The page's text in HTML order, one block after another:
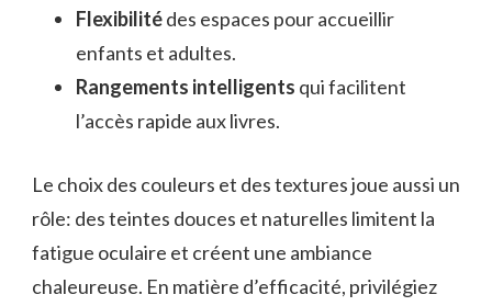
Flexibilitédes espaces pour accueillir
enfants et adultes.
Rangements intelligents qui facilitent
l’accès rapide aux livres.
Le choix des couleurs et des textures joue aussi un
rôle: des teintes douces et naturelles limitent la
fatigue oculaire et créent une ambiance
chaleureuse. En matière d’efficacité, privilégiez